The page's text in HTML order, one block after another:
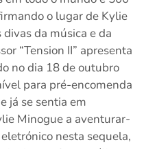
o lugar de Kylie
da música e da
“Tension II” apresenta
no dia 18 de outubro
para pré-encomenda
já se sentia em
Minogue a aventurar-
nesta sequela,